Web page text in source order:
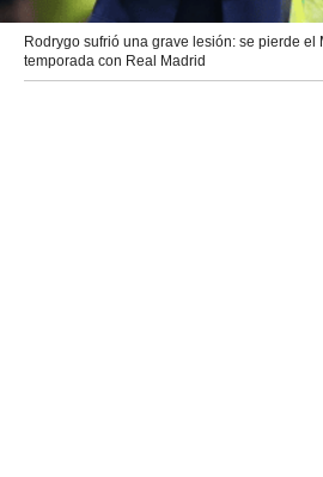
Rodrygo sufrió una grave lesión: se pierde el
temporada con Real Madrid